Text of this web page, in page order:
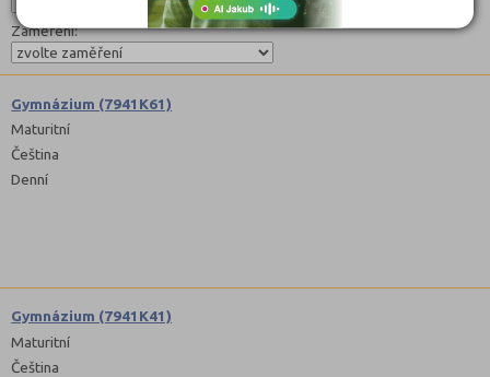
Zaměření:
Gymnázium (7941K61)
Maturitní
Čeština
Denní
Gymnázium (7941K41)
Maturitní
Čeština